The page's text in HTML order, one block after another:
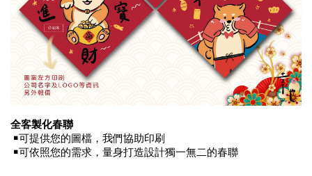
全客製化春聯
￭可提供您的圖檔，我們協助印刷
￭可依照您的需求，量身打造設計獨一無二的春聯